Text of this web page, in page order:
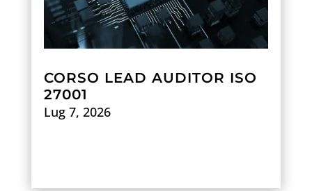
CORSO LEAD AUDITOR ISO
27001
Lug 7, 2026